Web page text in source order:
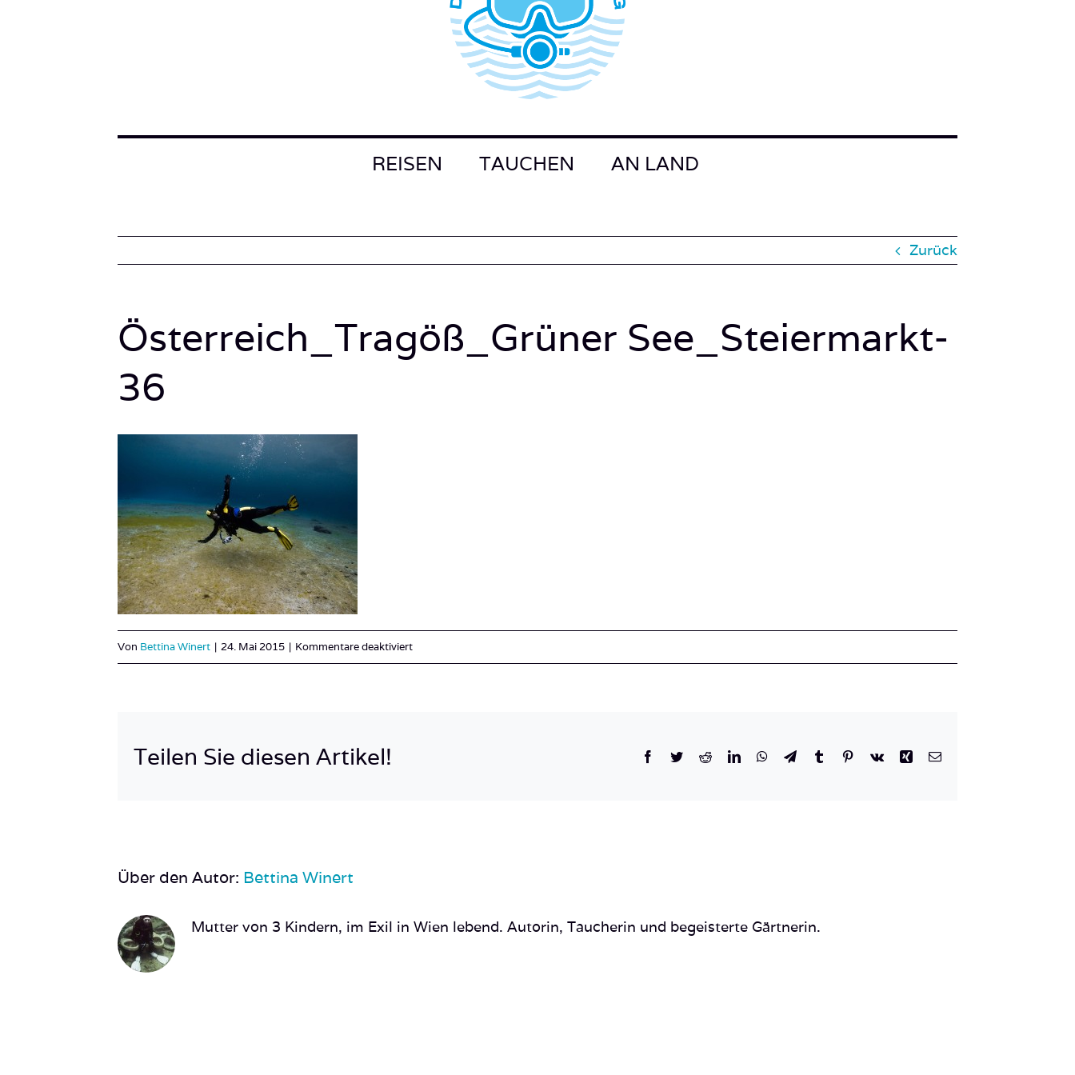
REISEN TAUCHEN AN LAND
Zurück
Österreich_Tragöß_Grüner See_Steiermarkt-
36
Von Bettina Winert | 24. Mai 2015 | Kommentare deaktiviertfür
Teilen Sie diesen Artikel! Facebook
TwitterRedditLinkedInWhatsApp
TelegramTumblr Pinterest
Vk Xing E-
Über den Autor: Bettina Winert
Mutter von 3 Kindern, im Exil in Wien lebend. Autorin, Taucherin und begeisterte Gärtnerin.